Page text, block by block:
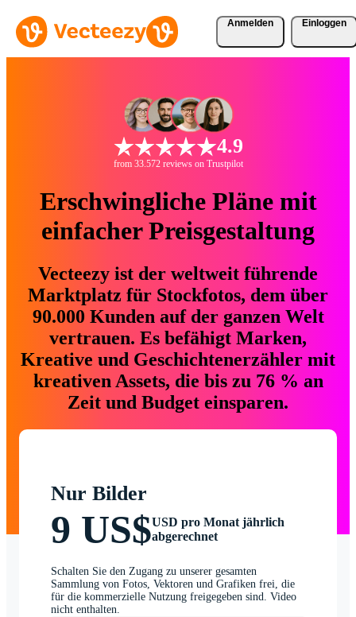
Anmelden Einloggen
4.9
from 33.572 reviews on Trustpilot
Erschwingliche Pläne mit
einfacher Preisgestaltung
Vecteezy ist der weltweit führende
Marktplatz für Stockfotos, dem über
90.000 Kunden auf der ganzen Welt
vertrauen. Es befähigt Marken,
Kreative und Geschichtenerzähler mit
kreativen Assets, die bis zu 76 % an
Zeit und Budget einsparen.
Nur Bilder
9 US$USD pro Monat jährlich
abgerechnet
Schalten Sie den Zugang zu unserer gesamten
Sammlung von Fotos, Vektoren und Grafiken frei, die
für die kommerzielle Nutzung freigegeben sind. Video
nicht enthalten.